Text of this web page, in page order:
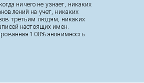
ничего не узнает, никаких
на учет, никаких
третьим людям, никаких
настоящих имен.
100% анонимность.